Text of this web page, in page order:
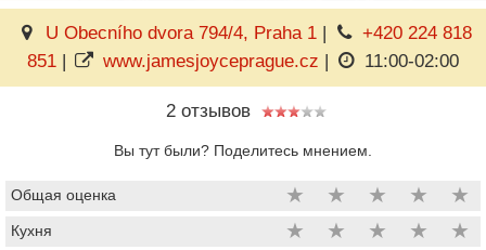
U Obecního dvora 794/4, Praha 1|
+420 224 818
851| www.jamesjoyceprague.cz | 11:00-02:00
2 отзывов
Вы тут были? Поделитесь мнением.
Общая оценка ★ ★ ★ ★ ★
Кухня ★ ★ ★ ★ ★